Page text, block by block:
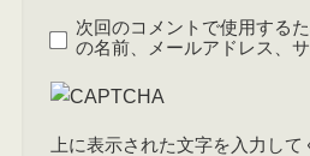
次回のコメントで使用する
の名前、メールアドレス、
上に表示された文字を入力して